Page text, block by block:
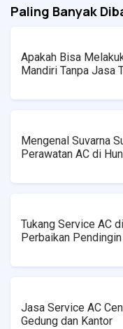
Paling Banyak
Apakah Bisa
Mandiri Tanpa Jasa
Mengenal Suvarna
Perawatan AC di
Tukang Service AC
Perbaikan Pendingin
Jasa Service AC
Gedung dan Kantor